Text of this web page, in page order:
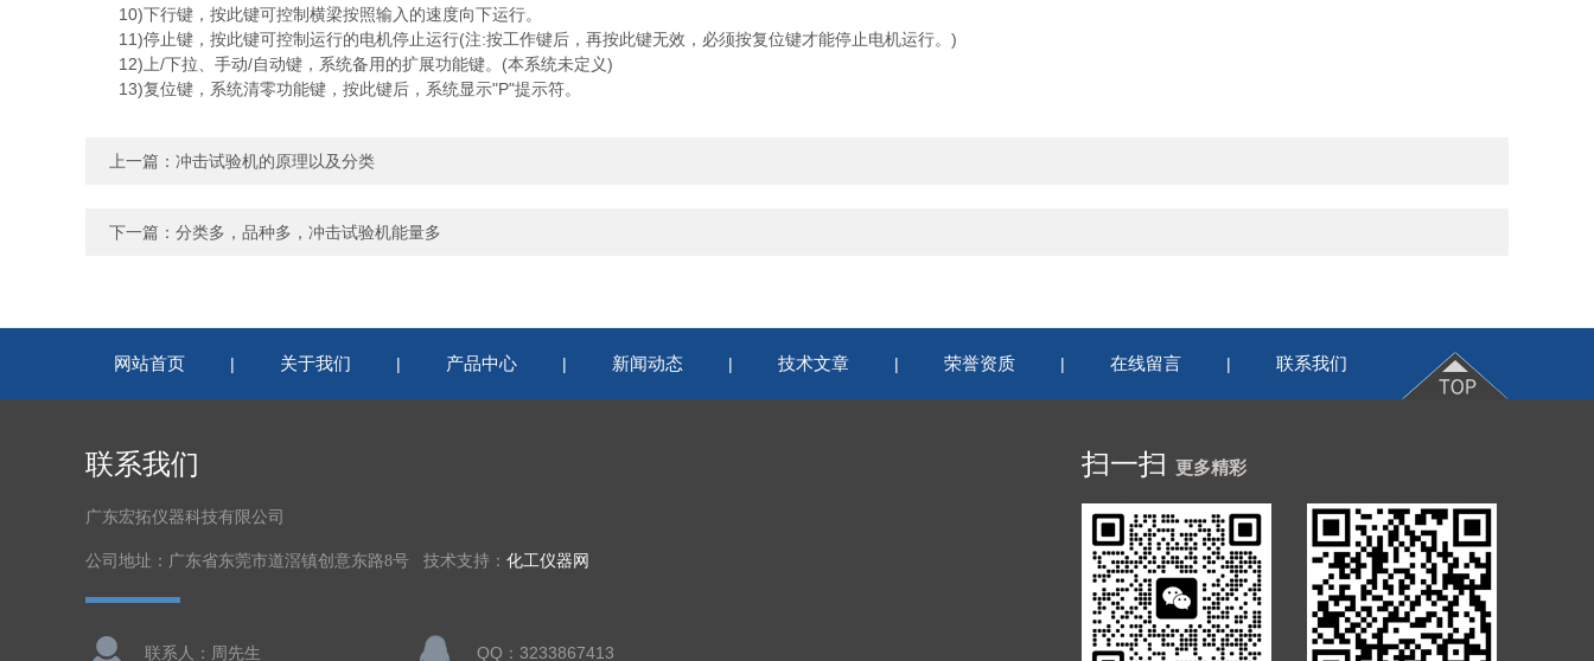
10)下行键，按此键可控制横梁按照输入的速度向下运行。
11)停止键，按此键可控制运行的电机停止运行(注:按工作键后，再按此键无效，必须按复位键才能停止电机运行。)
12)上/下拉、手动/自动键，系统备用的扩展功能键。(本系统未定义)
13)复位键，系统清零功能键，按此键后，系统显示"P"提示符。
上一篇： 冲击试验机的原理以及分类
下一篇： 分类多，品种多，冲击试验机能量多
网站首页 | 关于我们 | 产品中心 | 新闻动态 | 技术文章 | 荣誉资质 | 在线留言 | 联系我们
联系我们
广东宏拓仪器科技有限公司
公司地址：广东省东莞市道滘镇创意东路8号 技术支持： 化工仪器网
联系人：周先生 QQ：3233867413
扫一扫 更多精彩